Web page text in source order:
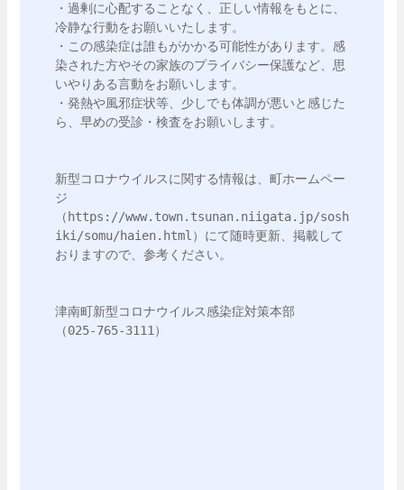
・過剰に心配することなく、正しい情報をもとに、
冷静な行動をお願いいたします。
・この感染症は誰もがかかる可能性があります。感
染された方やその家族のプライバシー保護など、思
いやりある言動をお願いします。
・発熱や風邪症状等、少しでも体調が悪いと感じた
ら、早めの受診・検査をお願いします。
新型コロナウイルスに関する情報は、町ホームペー
ジ
（https://www.town.tsunan.niigata.jp/sosh
iki/somu/haien.html）にて随時更新、掲載して
おりますので、参考ください。
津南町新型コロナウイルス感染症対策本部
（025-765-3111）